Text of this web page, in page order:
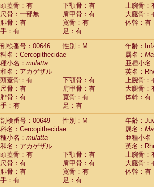
頭蓋骨：有
下顎骨：有
上腕骨：
尺骨：一部無
肩甲骨：有
大腿骨：
腓骨：有
寛骨：有
体幹：有
手：有
足：有
剖検番号：00646
性別：M
年齢：
科名：Cercopithecidae
属名：
種小名： mulatta
亜種小名
和名：アカゲザル
英名：
頭蓋骨：有
下顎骨：有
上腕骨：
尺骨：有
肩甲骨：有
大腿骨：
腓骨：有
寛骨：有
体幹：有
手：有
足：有
剖検番号：00649
性別：M
年齢：
科名：Cercopithecidae
属名：
種小名： mulatta
亜種小名
和名：アカゲザル
英名：
頭蓋骨：有
下顎骨：有
上腕骨：
尺骨：有
肩甲骨：有
大腿骨：
腓骨：有
寛骨：有
体幹：有
手：有
足：有